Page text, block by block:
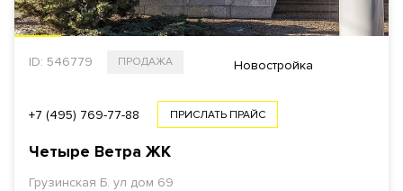
ID: 546779 ПРОДАЖА Новостройка
+7 (495) 769-77-88 ПРИСЛАТЬ ПРАЙС
Четыре Ветра ЖК
Грузинская Б. ул дом 69